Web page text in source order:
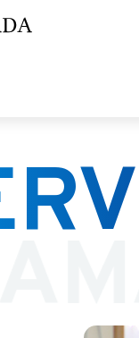
すべて
数字で